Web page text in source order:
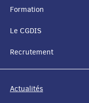
MENU
DE
Formation
Le CGDIS
Recrutement
Actualités